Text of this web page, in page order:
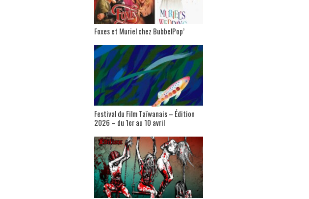
Foxes et Muriel chez BubbelPop’
Festival du Film Taïwanais – Édition
2026 – du 1er au 10 avril